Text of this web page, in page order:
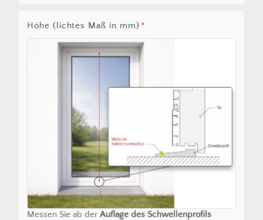
Höhe (lichtes Maß in mm) *
Messen Sie ab der Auflage des Schwellenprofils